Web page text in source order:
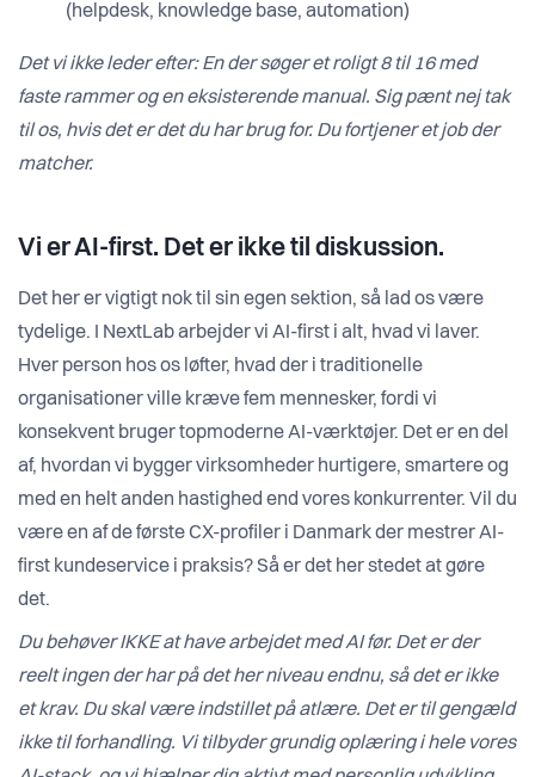
(helpdesk, knowledge base, automation)
Det vi ikke leder efter: En der søger et roligt 8 til 16 med
faste rammer og en eksisterende manual. Sig pænt nej tak
til os, hvis det er det du har brug for. Du fortjener et job der
matcher.
Vi er AI-first. Det er ikke til diskussion.
Det her er vigtigt nok til sin egen sektion, så lad os være
tydelige. I NextLab arbejder vi AI-first i alt, hvad vi laver.
Hver person hos os løfter, hvad der i traditionelle
organisationer ville kræve fem mennesker, fordi vi
konsekvent bruger topmoderne AI-værktøjer. Det er en del
af, hvordan vi bygger virksomheder hurtigere, smartere og
med en helt anden hastighed end vores konkurrenter. Vil du
være en af de første CX-profiler i Danmark der mestrer AI-
first kundeservice i praksis? Så er det her stedet at gøre
det.
Du behøver IKKE at have arbejdet med AI før. Det er der
reelt ingen der har på det her niveau endnu, så det er ikke
et krav. Du skal være indstillet på atlære. Det er til gengæld
ikke til forhandling. Vi tilbyder grundig oplæring i hele vores